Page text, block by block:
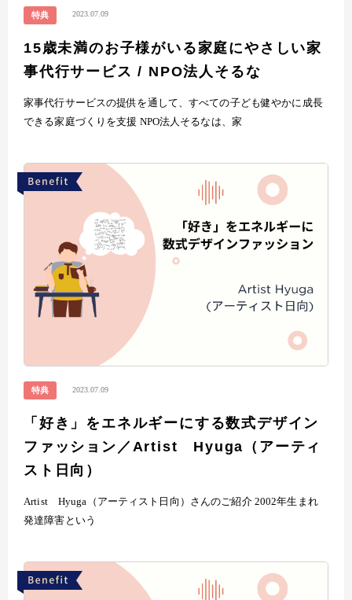
特典 2023.07.09
15歳未満のお子様がいる家庭にやさしい家
事代行サービス / NPO法人そるな
家事代行サービスの提供を通して、すべての子ども健やかに成長
できる家庭づくりを支援 NPO法人そるなは、家
特典 2023.07.09
「好き」をエネルギーにする数式デザイン
ファッション／Artist Hyuga（アーティ
スト日向）
Artist Hyuga（アーティスト日向）さんのご紹介 2002年生まれ
発達障害という